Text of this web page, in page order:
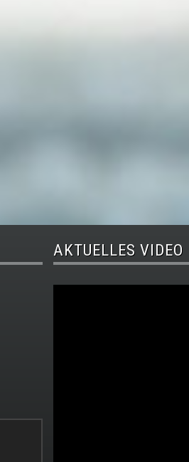
AKTUELLES VIDEO